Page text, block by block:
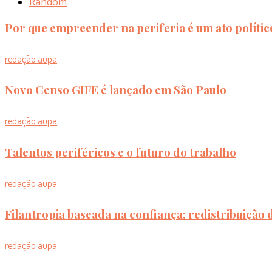
Por que empreender na periferia é um ato
redação aupa
Novo Censo GIFE é lançado em São Paulo
redação aupa
Talentos periféricos e o futuro do trabalho
redação aupa
Filantropia baseada na confiança: redistribuição
redação aupa